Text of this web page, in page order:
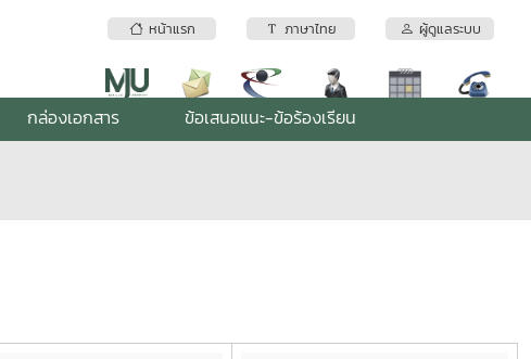
หน้าแรก ภาษาไทย ผู้ดูแลระบบ
กล่องเอกสาร ข้อเสนอแนะ-ข้อร้องเรียน